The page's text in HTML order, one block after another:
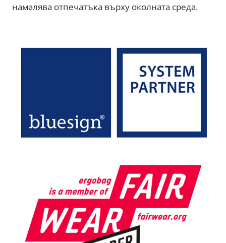
намалява отпечатъка върху околната среда.